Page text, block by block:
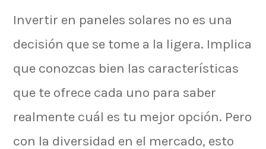
Invertir en paneles solares no es una
decisión que se tome a la ligera. Implica
que conozcas bien las características
que te ofrece cada uno para saber
realmente cuál es tu mejor opción. Pero
con la diversidad en el mercado, esto